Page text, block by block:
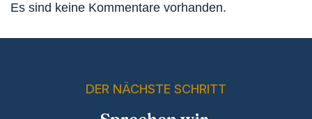
Es sind keine Kommentare vorhanden.
DER NÄCHSTE SCHRITT